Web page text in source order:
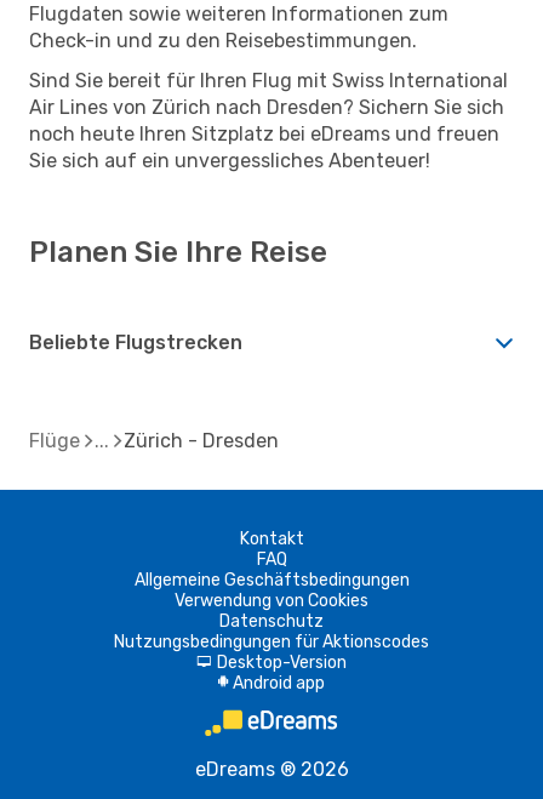
Flugdaten sowie weiteren Informationen zum
Check-in und zu den Reisebestimmungen.
Sind Sie bereit für Ihren Flug mit Swiss International
Air Lines von Zürich nach Dresden? Sichern Sie sich
noch heute Ihren Sitzplatz bei eDreams und freuen
Sie sich auf ein unvergessliches Abenteuer!
Planen Sie Ihre Reise
Beliebte Flugstrecken
Flüge Zürich - Dresden
Kontakt
FAQ
Allgemeine Geschäftsbedingungen
Verwendung von Cookies
Datenschutz
Nutzungsbedingungen für Aktionscodes
d Desktop-Version
A Android app
eDreams ® 2026